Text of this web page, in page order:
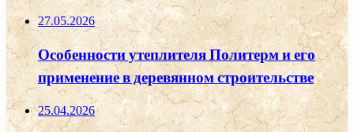
27.05.2026
Особенности утеплителя Политерм и его
применение в деревянном строительстве
25.04.2026